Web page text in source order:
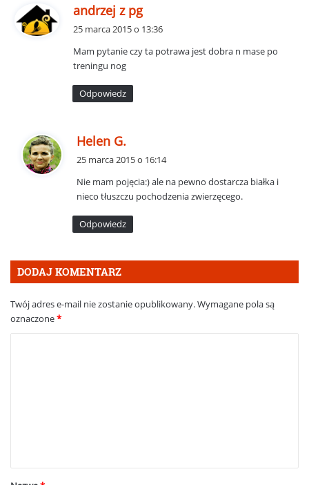
andrzej z pgp
z
25 marca 2015 o 13:36
Mam pytanie czy ta potrawa jest dobra n mase po
treningu nog
Odpowiedz
Helen G.
z
e
:
25 marca 2015 o 16:14
Nie mam pojęcia:) ale na pewno dostarcza białka i
nieco tłuszczu pochodzenia zwierzęcego.
Odpowiedz
DODAJ KOMENTARZ
Twój adres e-mail nie zostanie opublikowany.Wymagane pola są
oznaczone*
a